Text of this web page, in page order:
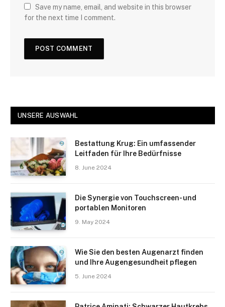
Save my name, email, and website in this browser
for the next time I comment.
UNSERE AUSWAHL
Bestattung Krug: Ein umfassender
Leitfaden für Ihre Bedürfnisse
8. June 2024
Die Synergie von Touchscreen- und
portablen Monitoren
9. May 2024
Wie Sie den besten Augenarzt finden
und Ihre Augengesundheit pflegen
5. June 2024